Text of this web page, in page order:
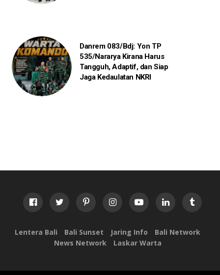
Danrem 083/Bdj: Yon TP
535/Nararya Kirana Harus
Tangguh, Adaptif, dan Siap
Jaga Kedaulatan NKRI
Lentera Bali Bali Sunset Jaring Info
Bali Network
News Network
Laskar Warta